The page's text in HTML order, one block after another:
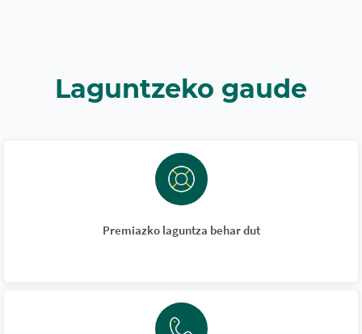
Laguntzeko gaude
Premiazko laguntza behar dut